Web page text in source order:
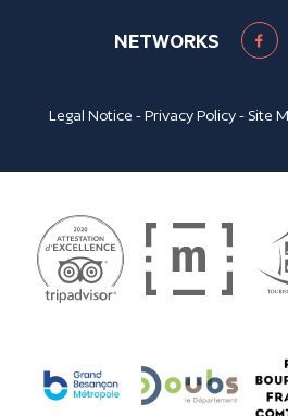
NETWORKS
Legal Notice -Privacy Policy- Site